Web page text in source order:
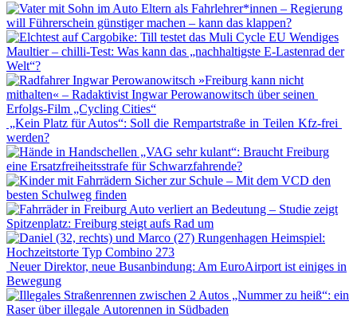
Eltern als Fahrlehrer*innen – Regierung
will Führerschein günstiger machen – kann das klappen?
Wendiges
Maultier – chilli-Test: Was kann das „nachhaltigste E-Lastenrad der
Welt“?
»Freiburg kann nicht
mithalten« – Radaktivist Ingwar Perowanowitsch über seinen
Erfolgs-Film „Cycling Cities“
„Kein Platz für Autos“: Soll die Rempartstraße in Teilen Kfz-frei
werden?
„VAG sehr kulant“: Braucht Freiburg
eine Ersatzfreiheitsstrafe für Schwarzfahrende?
Sicher zur Schule – Mit dem VCD den
besten Schulweg finden
Auto verliert an Bedeutung – Studie zeigt
Spitzenplatz: Freiburg steigt aufs Rad um
Heimspiel:
Hochzeitstorte Typ Combino 273
Neuer Direktor, neue Busanbindung: Am EuroAirport ist einiges in
Bewegung
„Nummer zu heiß“: ein
Raser über illegale Autorennen in Südbaden